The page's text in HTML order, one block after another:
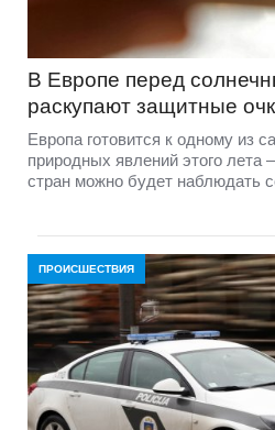
В Европе перед
раскупают защитные
Европа готовится к одному из
природных явлений этого
стран можно будет наблюдать
ПРОИСШЕСТВИЯ